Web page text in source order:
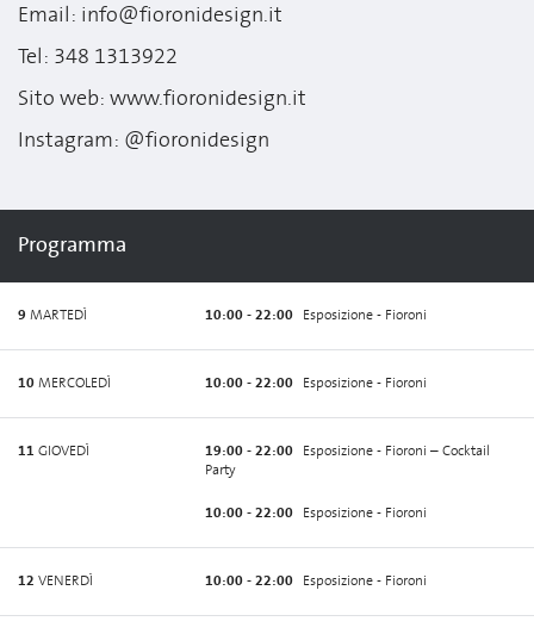
Email: info@fioronidesign.it
Tel: 348 1313922
Sito web: www.fioronidesign.it
Instagram: @fioronidesign
Programma
9 MARTEDÌ 10:00 - 22:00 Esposizione - Fioroni
10 MERCOLEDÌ 10:00 - 22:00 Esposizione - Fioroni
11 GIOVEDÌ 19:00 - 22:00
Esposizione - Fioroni – Cocktail
Party
10:00 - 22:00 Esposizione - Fioroni
12 VENERDÌ 10:00 - 22:00 Esposizione - Fioroni